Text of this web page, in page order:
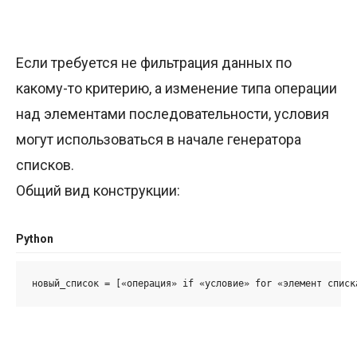
Если требуется не фильтрация данных по
какому-то критерию, а изменение типа операции
над элементами последовательности, условия
могут использоваться в начале генератора
списков.
Общий вид конструкции:
Python
новый_список = [«операция» if «условие» for «элемент